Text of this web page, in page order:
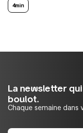
4min
La newsletter
boulot.
Chaque semaine dans